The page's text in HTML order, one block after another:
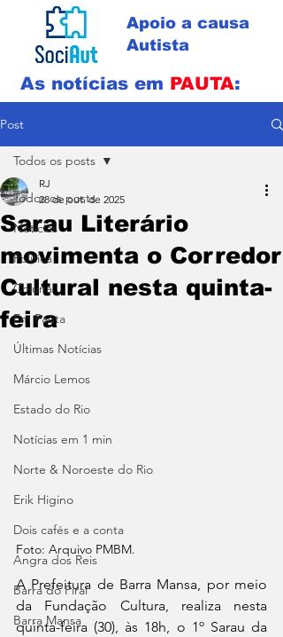
Apoio a causa
Autista
As notícias em PAUTA:
Post
Todos os posts
Notícias
Política
Coluna
Em Pauta
Últimas Notícias
Márcio Lemos
Estado do Rio
Notícias em 1 min
Norte & Noroeste do Rio
Erik Higino
Dois cafés e a conta
Angra dos Reis
Barra do Piraí
Barra Mansa
Todos os posts
Sarau Literário
movimenta o Corredor
Cultural nesta quinta-
feira
RJ
28 de out. de 2025
Foto: Arquivo PMBM.
A Prefeitura de Barra Mansa, por meio
da Fundação Cultura, realiza nesta
quinta-feira (30), às 18h, o 1º Sarau da